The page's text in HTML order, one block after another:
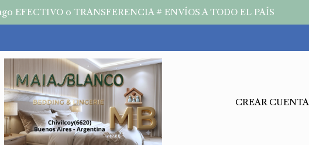
EFECTIVO o TRANSFERENCIA # ENVÍOS A TODO EL PAÍS
CREAR CUENTA